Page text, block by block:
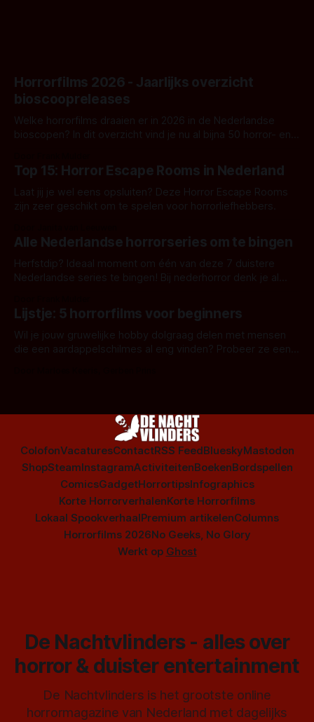
Horrorfilms 2026 - Jaarlijks overzicht
bioscoopreleases
Welke horrorfilms draaien er in 2026 in de Nederlandse
bioscopen? In dit overzicht vind je nu al bijna 50 horror- en
Top 15: Horror Escape Rooms in Nederland
Laat jij je wel eens opsluiten? Deze Horror Escape Rooms
zijn zeer geschikt om te spelen voor horrorliefhebbers.
Alle Nederlandse horrorseries om te bingen
Herfstdip? Ideaal moment om één van deze 7 duistere
Nederlandse series te bingen! Bij nederhorror denk je al
Amsterdamned of The Johnsons. Maar Nederlandse horror
is niet beperkt tot films. Hier een aantal Nederlandse tv-
series uit het duistere of horrorgenre. Als
Lijstje: 5 horrorfilms voor beginners
Wil je jouw gruwelijke hobby dolgraag delen met mensen
die een aardappelschilmes al eng vinden? Probeer ze eens
ColofonVacaturesContactRSS FeedBlueskyMastodon
ShopSteamInstagramActiviteitenBoekenBordspellen
ComicsGadgetHorrortipsInfographics
Korte HorrorverhalenKorte Horrorfilms
Lokaal SpookverhaalPremium artikelenColumns
Horrorfilms 2026No Geeks, No Glory
Werkt op Ghost
De Nachtvlinders - alles over
horror & duister entertainment
De Nachtvlinders is het grootste online
horrormagazine van Nederland met dagelijks